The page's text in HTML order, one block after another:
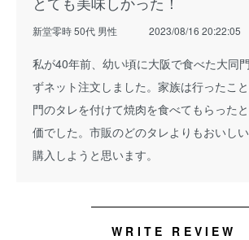
新堂零時 50代 男性 2023/08/16 20:22:05
私が40年前、幼い頃に大阪で食べた大同
ずネット注文しました。家族は行ったこ
門のタレを付けて焼肉を食べてもらった
価でした。市販のどのタレよりもおいし
購入しようと思います。
WRITE REVIEW